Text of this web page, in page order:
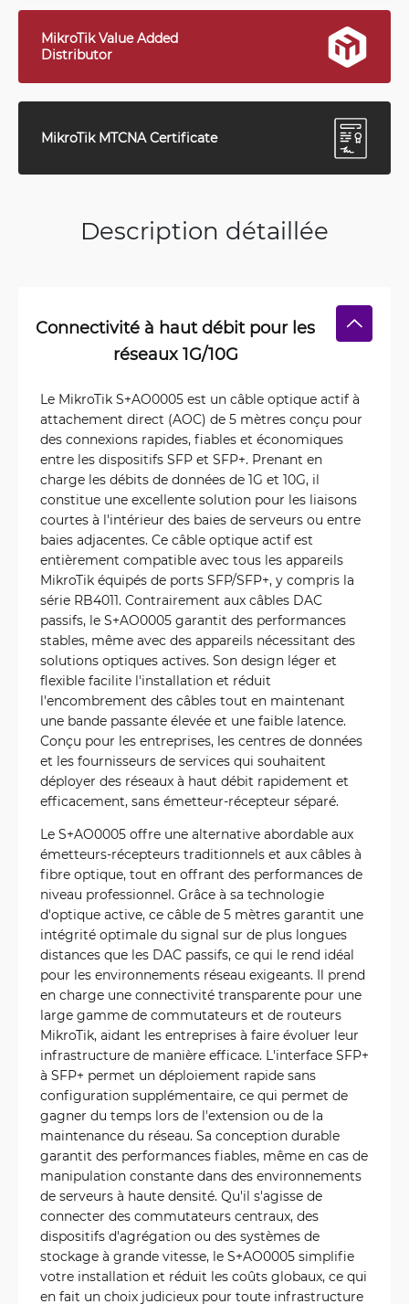
MikroTik Value Added
Distributor
MikroTik MTCNA Certificate
Description détaillée
Connectivité à haut débit pour les
réseaux 1G/10G
Le MikroTik S+AO0005 est un câble optique actif à
attachement direct (AOC) de 5 mètres conçu pour
des connexions rapides, fiables et économiques
entre les dispositifs SFP et SFP+. Prenant en
charge les débits de données de 1G et 10G, il
constitue une excellente solution pour les liaisons
courtes à l'intérieur des baies de serveurs ou entre
baies adjacentes. Ce câble optique actif est
entièrement compatible avec tous les appareils
MikroTik équipés de ports SFP/SFP+, y compris la
série RB4011. Contrairement aux câbles DAC
passifs, le S+AO0005 garantit des performances
stables, même avec des appareils nécessitant des
solutions optiques actives. Son design léger et
flexible facilite l'installation et réduit
l'encombrement des câbles tout en maintenant
une bande passante élevée et une faible latence.
Conçu pour les entreprises, les centres de données
et les fournisseurs de services qui souhaitent
déployer des réseaux à haut débit rapidement et
efficacement, sans émetteur-récepteur séparé.
Le S+AO0005 offre une alternative abordable aux
émetteurs-récepteurs traditionnels et aux câbles à
fibre optique, tout en offrant des performances de
niveau professionnel. Grâce à sa technologie
d'optique active, ce câble de 5 mètres garantit une
intégrité optimale du signal sur de plus longues
distances que les DAC passifs, ce qui le rend idéal
pour les environnements réseau exigeants. Il prend
en charge une connectivité transparente pour une
large gamme de commutateurs et de routeurs
MikroTik, aidant les entreprises à faire évoluer leur
infrastructure de manière efficace. L'interface SFP+
à SFP+ permet un déploiement rapide sans
configuration supplémentaire, ce qui permet de
gagner du temps lors de l'extension ou de la
maintenance du réseau. Sa conception durable
garantit des performances fiables, même en cas de
manipulation constante dans des environnements
de serveurs à haute densité. Qu'il s'agisse de
connecter des commutateurs centraux, des
dispositifs d'agrégation ou des systèmes de
stockage à grande vitesse, le S+AO0005 simplifie
votre installation et réduit les coûts globaux, ce qui
en fait un choix judicieux pour toute infrastructure